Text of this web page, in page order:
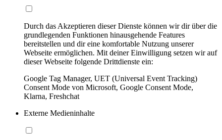
Durch das Akzeptieren dieser Dienste können wir dir über die
grundlegenden Funktionen hinausgehende Features
bereitstellen und dir eine komfortable Nutzung unserer
Webseite ermöglichen. Mit deiner Einwilligung setzen wir auf
dieser Webseite folgende Drittdienste ein:
Google Tag Manager, UET (Universal Event Tracking)
Consent Mode von Microsoft, Google Consent Mode,
Klarna, Freshchat
Externe Medieninhalte